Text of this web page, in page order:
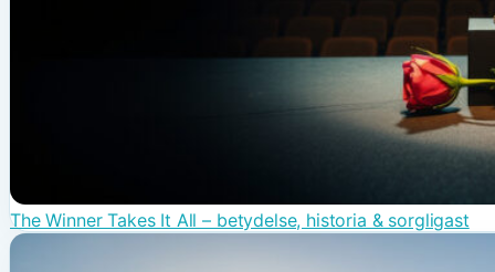
The Winner Takes It All – betydelse, historia & sorgligast